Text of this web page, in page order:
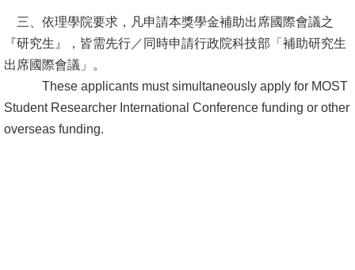
臺
大
首
網
三、依理學院要求，凡申請本獎學金補助出席國際會議之
『研究生』，皆需先行／同時申請行政院科技部「補助研究生
出席國際會議」。
These applicants must simultaneously apply for MOST
Student Researcher International Conference funding or other
overseas funding.